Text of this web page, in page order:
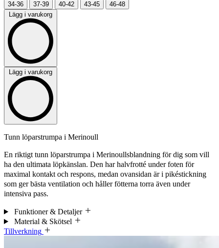
34-36 37-39 40-42 43-45
46-48
Lägg i varukorg
Lägg i varukorg
Tunn löparstrumpa i Merinoull
En riktigt tunn löparstrumpa i Merinoullsblandning för dig som vill
ha den ultimata löpkänslan. Den har halvfrotté under foten för
maximal kontakt och respons, medan ovansidan är i pikéstickning
som ger bästa ventilation och håller fötterna torra även under
intensiva pass.
Funktioner & Detaljer
Material & Skötsel
Tillverkning